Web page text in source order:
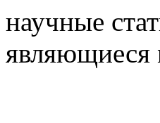
научные
являющиеся